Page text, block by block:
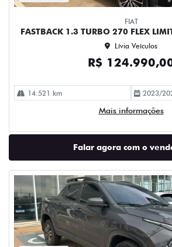
FIAT
FASTBACK 1.3 TURBO 270 FLEX
Lívia Veículos
R$
14.521 km 2023/
Mais informações
Falar agora com o